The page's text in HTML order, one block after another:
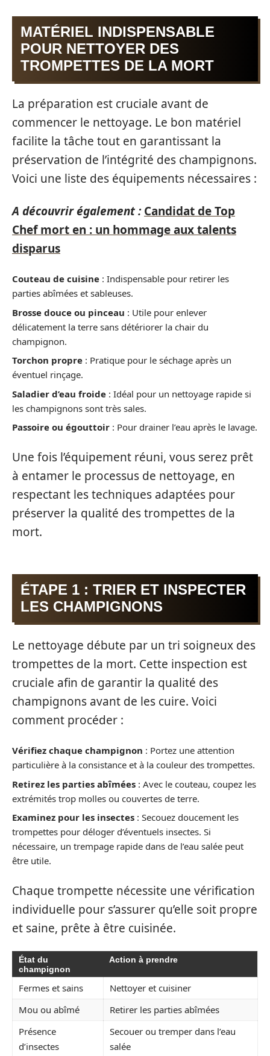
MATÉRIEL INDISPENSABLE
POUR NETTOYER DES
TROMPETTES DE LA MORT
La préparation est cruciale avant de
commencer le nettoyage. Le bon matériel
facilite la tâche tout en garantissant la
préservation de l’intégrité des champignons.
Voici une liste des équipements nécessaires :
A découvrir également : Candidat de Top
Chef mort en : un hommage aux talents
disparus
Couteau de cuisine : Indispensable pour retirer les
parties abîmées et sableuses.
Brosse douce ou pinceau : Utile pour enlever
délicatement la terre sans détériorer la chair du
champignon.
Torchon propre : Pratique pour le séchage après un
éventuel rinçage.
Saladier d’eau froide : Idéal pour un nettoyage rapide si
les champignons sont très sales.
Passoire ou égouttoir : Pour drainer l’eau après le lavage.
Une fois l’équipement réuni, vous serez prêt
à entamer le processus de nettoyage, en
respectant les techniques adaptées pour
préserver la qualité des trompettes de la
mort.
ÉTAPE 1 : TRIER ET INSPECTER
LES CHAMPIGNONS
Le nettoyage débute par un tri soigneux des
trompettes de la mort. Cette inspection est
cruciale afin de garantir la qualité des
champignons avant de les cuire. Voici
comment procéder :
Vérifiez chaque champignon : Portez une attention
particulière à la consistance et à la couleur des trompettes.
Retirez les parties abîmées : Avec le couteau, coupez les
extrémités trop molles ou couvertes de terre.
Examinez pour les insectes : Secouez doucement les
trompettes pour déloger d’éventuels insectes. Si
nécessaire, un trempage rapide dans de l’eau salée peut
être utile.
Chaque trompette nécessite une vérification
individuelle pour s’assurer qu’elle soit propre
et saine, prête à être cuisinée.
État du
champignon
Action à prendre
Fermes et sains
Nettoyer et cuisiner
Mou ou abîmé
Retirer les parties abîmées
Présence
d’insectes
Secouer ou tremper dans l’eau
salée